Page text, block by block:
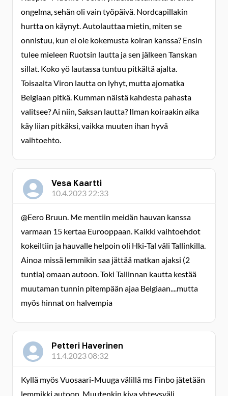
ongelma, sehän oli vain työpäivä. Nordcapillakin
hurtta on käynyt. Autolauttaa mietin, miten se
onnistuu, kun ei ole kokemusta koiran kanssa? Ensin
tulee mieleen Ruotsin lautta ja sen jälkeen Tanskan
sillat. Koko yö lautassa tuntuu pitkältä ajalta.
Toisaalta Viron lautta on lyhyt, mutta ajomatka
Belgiaan pitkä. Kumman näistä kahdesta pahasta
valitsee? Ai niin, Saksan lautta? Ilman koiraakin aika
käy liian pitkäksi, vaikka muuten ihan hyvä
vaihtoehto.
Vesa Kaartti
10.4.2023 22:33
@Eero Bruun. Me mentiin meidän hauvan kanssa
varmaan 15 kertaa Eurooppaan. Kaikki vaihtoehdot
kokeiltiin ja hauvalle helpoin oli Hki-Tal väli Tallinkilla.
Ainoa missä lemmikin saa jättää matkan ajaksi (2
tuntia) omaan autoon. Toki Tallinnan kautta kestää
muutaman tunnin pitempään ajaa Belgiaan....mutta
myös hinnat on halvempia
Petteri Haverinen
11.4.2023 08:32
Kyllä myös Vuosaari-Muuga välillä ms Finbo jätetään
lemmikki autoon. Muutenkin kiva yhteysväli.